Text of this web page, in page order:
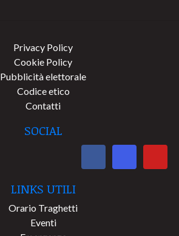
Privacy Policy
Cookie Policy
Pubblicità elettorale
Codice etico
Contatti
SOCIAL
LINKS UTILI
Orario Traghetti
Eventi